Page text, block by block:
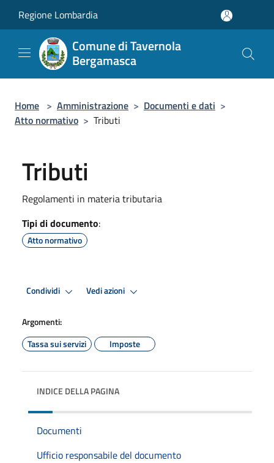
Regione Lombardia
Comune di Tavernola
Bergamasca
Home > Amministrazione > Documenti e dati >
Atto normativo > Tributi
Tributi
Regolamenti in materia tributaria
Tipi di documento:
Atto normativo
Condividi Vedi azioni
Argomenti:
Tassa sui servizi
Imposte
INDICE DELLA PAGINA
Documenti
Ufficio responsabile del documento